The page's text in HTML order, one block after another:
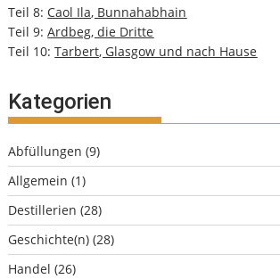
Teil 8: Caol Ila, Bunnahabhain
Teil 9:Ardbeg, die Dritte
Teil 10:Tarbert, Glasgow und nach Hause
Kategorien
Abfüllungen (9)
Allgemein (1)
Destillerien (28)
Geschichte(n) (28)
Handel (26)